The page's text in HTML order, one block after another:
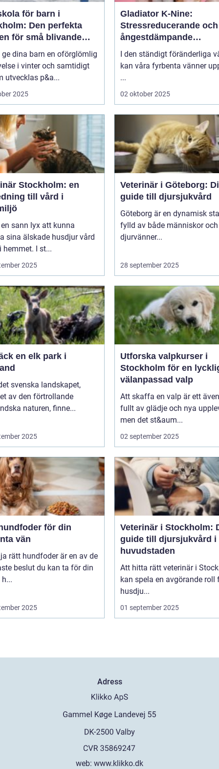
för barn i
Den perfekta
för små blivande
ge dina barn en oförglömlig
i vinter och samtidigt
utvecklas p&a...
2025
Gladiator K-Nine:
Stressreducerande och
ångestdämpande
hundhalsband
I den ständigt föränderliga
kan våra fyrbenta vänner
...
02 oktober 2025
Stockholm: en
till vård i
sann lyx att kunna
sina älskade husdjur vård
hemmet. I st...
2025
Veterinär i Göteborg:
guide till djursjukvård
Göteborg är en dynamisk
fylld av både människor
djurvänner...
28 september 2025
en elk park i
svenska landskapet,
av den förtrollande
naturen, finne...
2025
Utforska valpkurser i
Stockholm för en
välanpassad valp
Att skaffa en valp är ett
fullt av glädje och nya
men det st&aum...
02 september 2025
för din
vän
rätt hundfoder är en av de
beslut du kan ta för din
2025
Veterinär i Stockholm:
guide till djursjukvård i
huvudstaden
Att hitta rätt veterinär i
kan spela en avgörande roll
husdju...
01 september 2025
Adress
web: www.klikko.dk